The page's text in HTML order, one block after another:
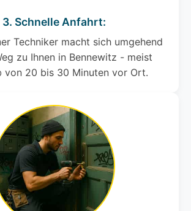
3. Schnelle Anfahrt:
Techniker macht sich umgehend
zu Ihnen in Bennewitz - meist
von 20 bis 30 Minuten vor Ort.